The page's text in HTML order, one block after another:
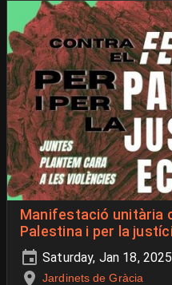
Manifestació unitària
Palestina i per la
Saturday, Jan 18,
Jardinets de Gràcia